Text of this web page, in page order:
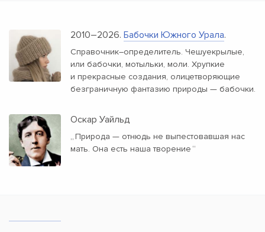
2010–2026. Бабочки Южного Урала.
Справочник–определитель. Чешуекрылые,
или бабочки, мотыльки, моли. Хрупкие
и прекрасные создания, олицетворяющие
безграничную фантазию природы — бабочки.
Оскар Уайльд
„Природа — отнюдь не выпестовавшая нас
мать. Она есть наша творение “